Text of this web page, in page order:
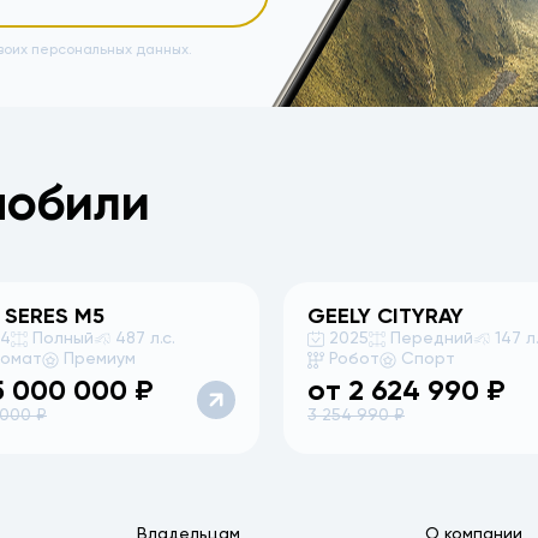
персональных данных.
M5
Полный
487 л.с.
Премиум
000 000 ₽
₽
GEELY CITYRAY
2025 Передний
147
Робот
Спорт
от 2 624 990 ₽
3 254 990₽
Владельцам О компании